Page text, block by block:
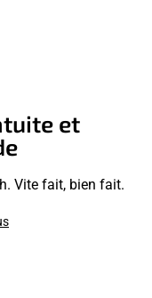
et
Vite fait, bien fait.